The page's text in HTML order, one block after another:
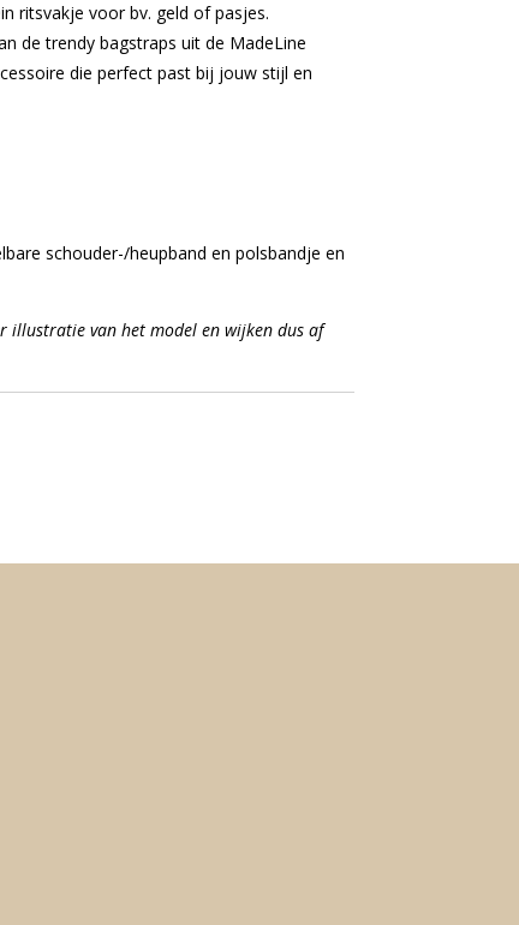
ritsvakje voor bv. geld of pasjes.
de trendy bagstraps uit de MadeLine
die perfect past bij jouw stijl en
schouder-/heupband en polsbandje en
illustratie van het model en wijken dus af